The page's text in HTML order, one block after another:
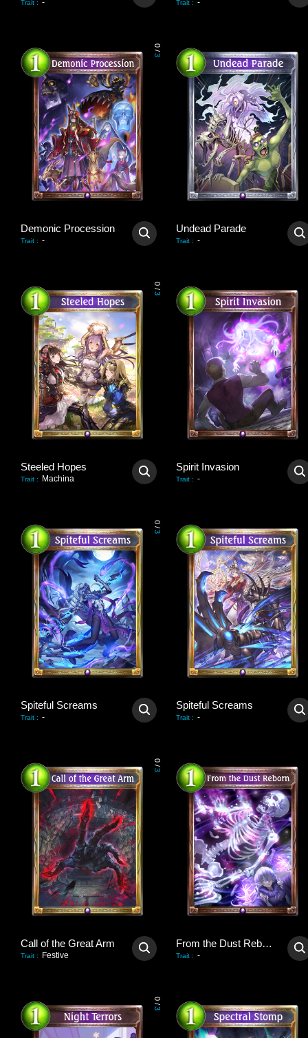
Trait : - Trait : -
0
/
3
Demonic Procession
Trait : -
Undead Parade
Trait : -
0
/
3
Steeled Hopes
Trait : Machina
Spirit Invasion
Trait : -
0
/
3
Spiteful Screams
Trait : -
Spiteful Screams
Trait : -
0
/
3
Call of the Great Arm
Trait : Festive
From the Dust Reborn
Trait : -
0
/
3